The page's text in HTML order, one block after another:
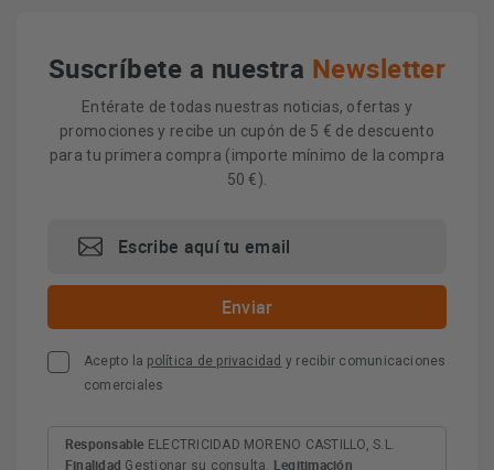
Suscríbete a nuestra Newsletter
Entérate de todas nuestras noticias, ofertas y
promociones y recibe un cupón de 5 € de descuento
para tu primera compra (importe mínimo de la compra
50 €).
Acepto la política de privacidad y recibir comunicaciones
comerciales
Responsable ELECTRICIDAD MORENO CASTILLO, S.L.
Finalidad Gestionar su consulta. Legitimación